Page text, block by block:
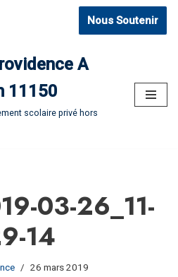
Nous Soutenir
A
11150
scolaire privé hors
03-26_11-
14
26 mars 2019